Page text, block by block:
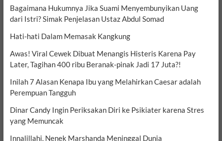
Bagaimana Hukumnya Jika Suami Menyembunyikan Uang
dari Istri? Simak Penjelasan Ustaz Abdul Somad
Hati-hati Dalam Memasak Kangkung
Awas! Viral Cewek Dibuat Menangis Histeris Karena Pay
Later, Tagihan 400 ribu Beranak-pinak Jadi 17 Juta?!
Inilah 7 Alasan Kenapa Ibu yang Melahirkan Caesar adalah
Perempuan Tangguh
Dinar Candy Ingin Periksakan Diri ke Psikiater karena Stres
yang Memuncak
Innalillahi, Nenek Marshanda Meninggal Dunia